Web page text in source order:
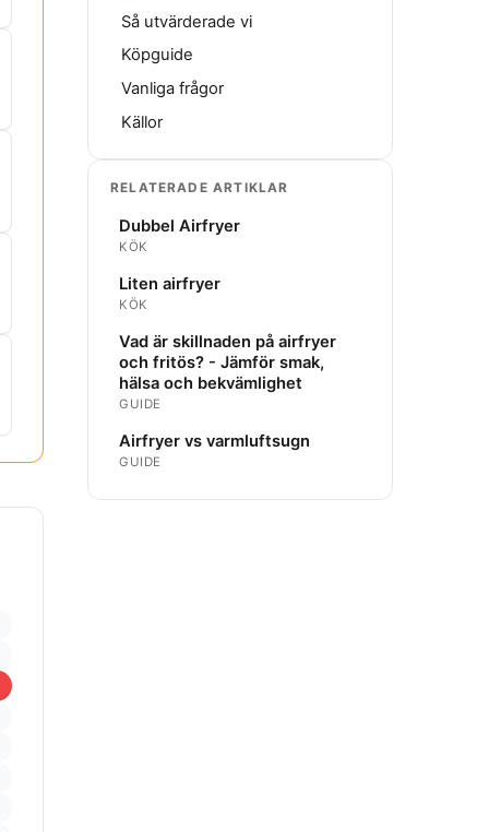
Så utvärderade vi
Köpguide
Vanliga frågor
Källor
RELATERADE ARTIKLAR
Dubbel Airfryer
KÖK
Liten airfryer
KÖK
Vad är skillnaden på airfryer
och fritös? - Jämför smak,
hälsa och bekvämlighet
GUIDE
Airfryer vs varmluftsugn
GUIDE